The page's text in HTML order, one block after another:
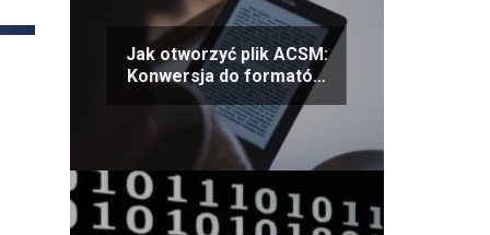
Jak otworzyć plik ACSM:
Konwersja do formatów
czytników e-booków